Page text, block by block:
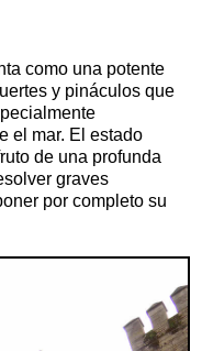
como una potente
y pináculos que
el mar. El estado
de una profunda
graves
por completo su